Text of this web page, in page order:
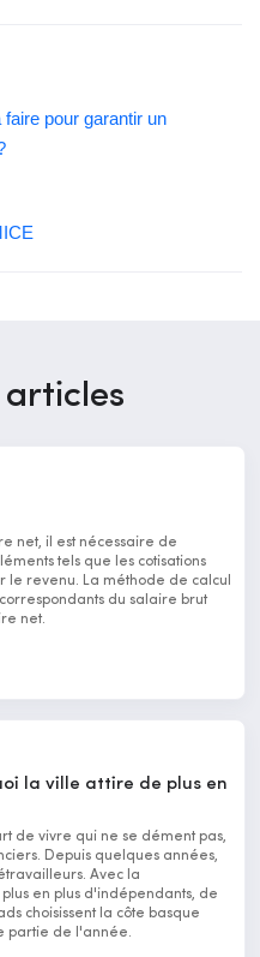
pour garantir un
net, il est nécessaire de
tels que les cotisations
le revenu. La méthode de calcul
du salaire brut
net.
la ville attire de plus en
de vivre qui ne se dément pas,
Depuis quelques années,
Avec la
en plus d'indépendants, de
choisissent la côte basque
partie de l'année.